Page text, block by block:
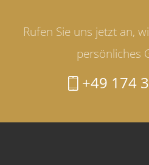
Rufen Sie uns jetzt an,
persönliches
+49 174